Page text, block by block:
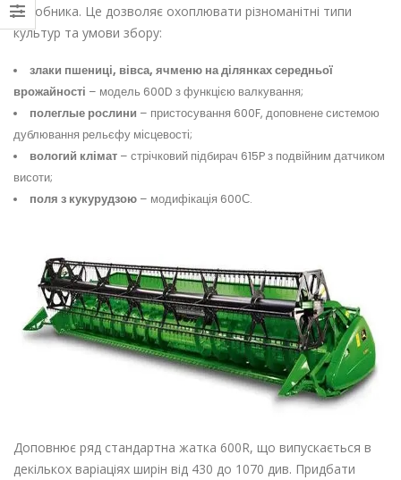
виробника. Це дозволяє охоплювати різноманітні типи
культур та умови збору:
злаки пшениці, вівса, ячменю на ділянках середньої
врожайності – модель 600D з функцією валкування;
полеглые рослини – пристосування 600F, доповнене системою
дублювання рельєфу місцевості;
вологий клімат– стрічковий підбирач 615P з подвійним датчиком
висоти;
поля з кукурудзою– модифікація 600С.
Доповнює ряд стандартна жатка 600R, що випускається в
декількох варіаціях ширін від 430 до 1070 див. Придбати